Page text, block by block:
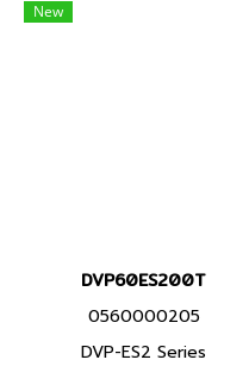
New
DVP60ES200T
0560000205
DVP-ES2 Series